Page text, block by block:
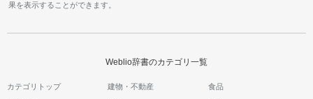
果を表示することができます。
Weblio辞書のカテゴリ一覧
カテゴリトップ 建物・不動産 食品